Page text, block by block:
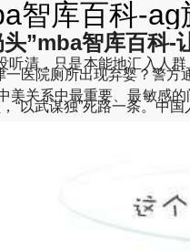
智库百科-
”mba智库百科-
，只是本能地汇入人群
医院厕所出现弃婴？警方
系中最重要、最敏感的
，“以武谋独”死路一条。